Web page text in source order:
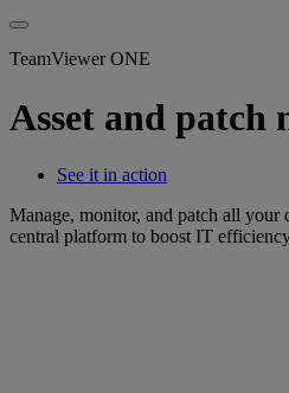
TeamViewer ONE
Asset and patch
See it in action
Manage, monitor, and patch all your
central platform to boost IT